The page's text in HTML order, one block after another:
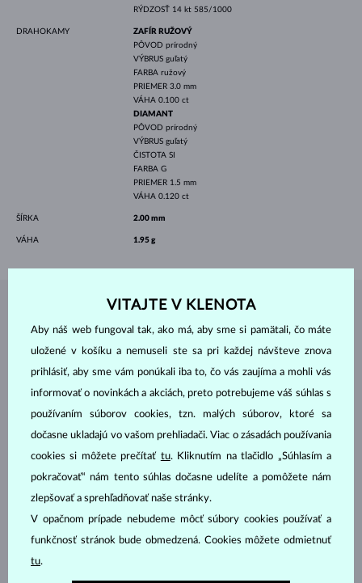
RÝDZOSŤ 14 kt 585/1000
DRAHOKAMY
ZAFÍR RUŽOVÝ
PÔVOD prírodný
VÝBRUS guľatý
FARBA ružový
PRIEMER 3.0 mm
VÁHA 0.100 ct
DIAMANT
PÔVOD prírodný
VÝBRUS guľatý
ČISTOTA SI
FARBA G
PRIEMER 1.5 mm
VÁHA 0.120 ct
ŠÍRKA 2.00 mm
VÁHA 1.95 g
ŠPERKY Z ATELIÉRU KLENOTA
VITAJTE V KLENOTA
Aby náš web fungoval tak, ako má, aby sme si pamätali, čo máte
uložené v košíku a nemuseli ste sa pri každej návšteve znova
prihlásiť, aby sme vám ponúkali iba to, čo vás zaujíma a mohli vás
informovať o novinkách a akciách, preto potrebujeme váš súhlas s
používaním súborov cookies, tzn. malých súborov, ktoré sa
dočasne ukladajú vo vašom prehliadači. Viac o zásadách používania
cookies si môžete prečítať tu. Kliknutím na tlačidlo „Súhlasím a
pokračovať“ nám tento súhlas dočasne udelíte a pomôžete nám
zlepšovať a sprehľadňovať naše stránky.
V opačnom prípade nebudeme môcť súbory cookies používať a
funkčnosť stránok bude obmedzená. Cookies môžete odmietnuť
tu.